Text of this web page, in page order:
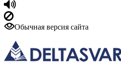
Обычная версия сайта